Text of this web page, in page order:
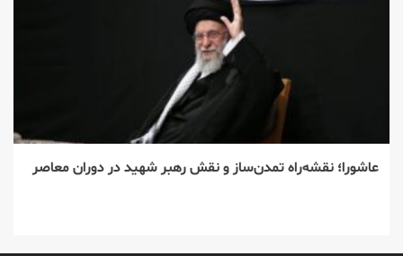
عاشورا؛ نقشه‌راه تمدن‌ساز و نقش رهبر شهید در دوران معاصر